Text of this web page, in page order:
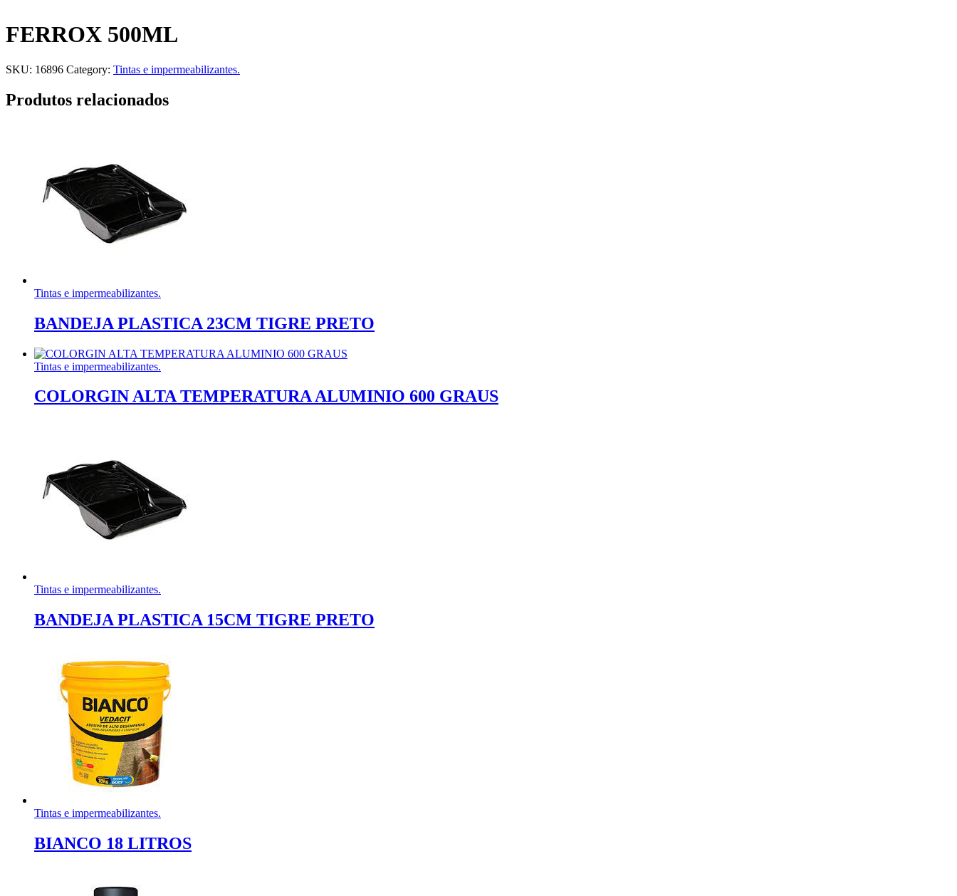
FERROX 500ML
SKU: 16896 Category: Tintas e impermeabilizantes.
Produtos relacionados
Tintas e impermeabilizantes.
BANDEJA PLASTICA 23CM TIGRE PRETO
Tintas e impermeabilizantes.
COLORGIN ALTA TEMPERATURA ALUMINIO 600 GRAUS
Tintas e impermeabilizantes.
BANDEJA PLASTICA 15CM TIGRE PRETO
Tintas e impermeabilizantes.
BIANCO 18 LITROS